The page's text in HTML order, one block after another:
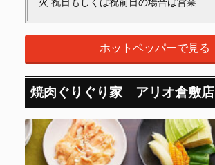
ホットペッパーで見る
焼肉ぐりぐり家 アリオ倉敷店